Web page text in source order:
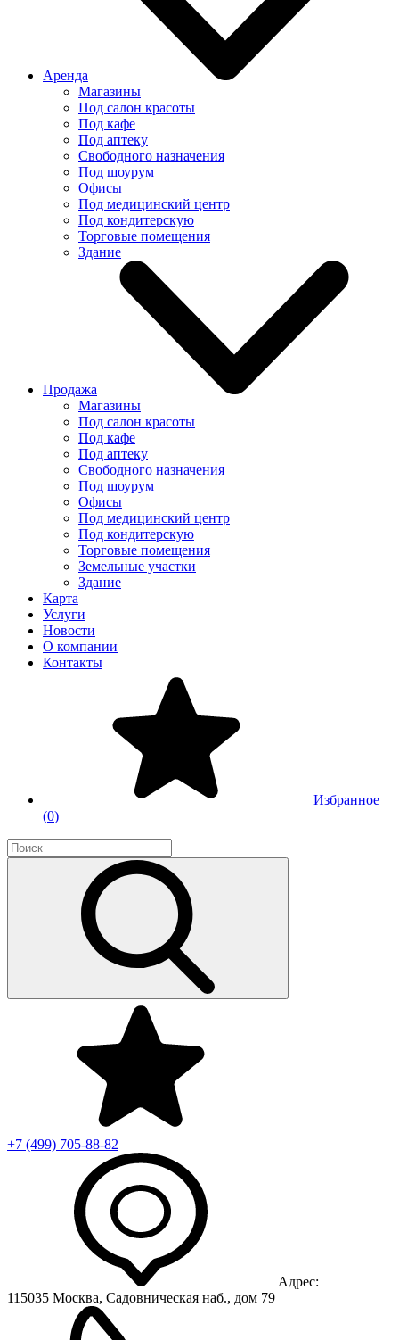
Аренда
Магазины
Под салон красоты
Под кафе
Под аптеку
Свободного назначения
Под шоурум
Офисы
Под медицинский центр
Под кондитерскую
Торговые помещения
Здание
Продажа
Магазины
Под салон красоты
Под кафе
Под аптеку
Свободного назначения
Под шоурум
Офисы
Под медицинский центр
Под кондитерскую
Торговые помещения
Земельные участки
Здание
Карта
Услуги
Новости
О компании
Контакты
Избранное
(0)
+7 (499) 705-88-82
Адрес:
115035 Москва, Садовническая наб., дом 79